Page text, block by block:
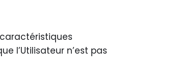
l’Utilisateur n’est pas